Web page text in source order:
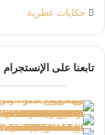
حكايات عطرية
تابعنا على الإنستجرام